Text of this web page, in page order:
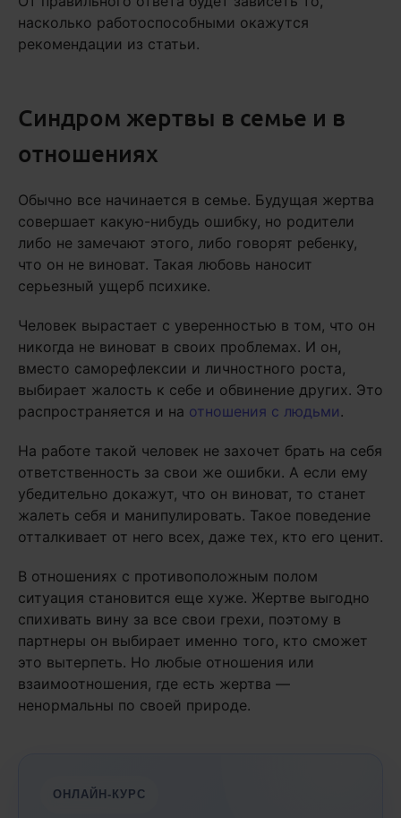
насколько работоспособными окажутся
рекомендации из статьи.
Синдром жертвы в семье и в
отношениях
Обычно все начинается в семье. Будущая жертва
совершает какую-нибудь ошибку, но родители
либо не замечают этого, либо говорят ребенку,
что он не виноват. Такая любовь наносит
серьезный ущерб психике.
Человек вырастает с уверенностью в том, что он
никогда не виноват в своих проблемах. И он,
вместо саморефлексии и личностного роста,
выбирает жалость к себе и обвинение других. Это
распространяется и на отношения с людьми.
На работе такой человек не захочет брать на себя
ответственность за свои же ошибки. А если ему
убедительно докажут, что он виноват, то станет
жалеть себя и манипулировать. Такое поведение
отталкивает от него всех, даже тех, кто его ценит.
В отношениях с противоположным полом
ситуация становится еще хуже. Жертве выгодно
спихивать вину за все свои грехи, поэтому в
партнеры он выбирает именно того, кто сможет
это вытерпеть. Но любые отношения или
взаимоотношения, где есть жертва —
ненормальны по своей природе.
ОНЛАЙН-КУРС